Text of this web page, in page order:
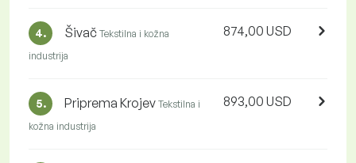
4. Šivač Tekstilna i kožna
industrija
874,00 USD
5. Priprema Krojev Tekstilna i
kožna industrija
893,00 USD